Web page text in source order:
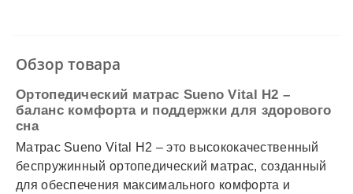
✓ Подробнее
Обзор товара
Ортопедический матрас Sueno Vital H2 –
баланс комфорта и поддержки для здорового
сна
Матрас Sueno Vital H2 – это высококачественный
беспружинный ортопедический матрас, созданный
для обеспечения максимального комфорта и